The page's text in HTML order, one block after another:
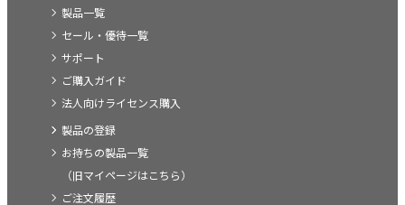
製品一覧
セール・優待一覧
サポート
ご購入ガイド
法人向けライセンス購入
製品の登録
お持ちの製品一覧
（旧マイページはこちら）
ご注文履歴